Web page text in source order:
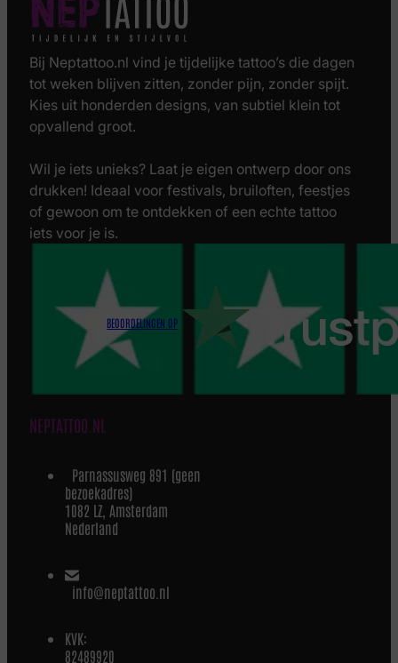
Bij Neptattoo.nl vind je tijdelijke tattoo’s die dagen
tot weken blijven zitten, zonder pijn, zonder spijt.
Kies uit honderden designs, van subtiel klein tot
opvallend groot.
Wil je iets unieks? Laat je eigen ontwerp door ons
drukken! Ideaal voor festivals, bruiloften, feestjes
of gewoon om te ontdekken of een echte tattoo
iets voor je is.
BEOORDELINGEN OP
NEPTATTOO.NL
Parnassusweg 891 (geen
bezoekadres)
1082 LZ, Amsterdam
Nederland
info@neptattoo.nl
KVK:
82489920